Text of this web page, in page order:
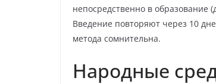
непосредственно в образование
Введение повторяют через 10
метода сомнительна.
Народные